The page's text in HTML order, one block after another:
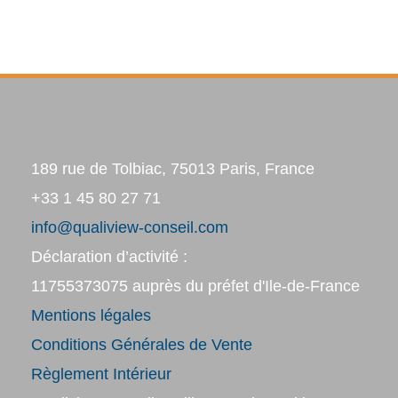
189 rue de Tolbiac, 75013 Paris, France
+33 1 45 80 27 71
info@qualiview-conseil.com
Déclaration d’activité :
11755373075 auprès du préfet d'Ile-de-France
Mentions légales
Conditions Générales de Vente
Règlement Intérieur